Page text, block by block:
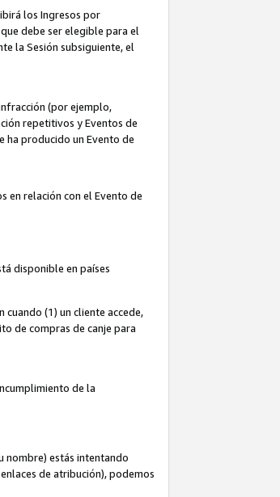
los Ingresos por
debe ser elegible para el
la Sesión subsiguiente, el
(por ejemplo,
repetitivos y Eventos de
ha producido un Evento de
en relación con el Evento de
disponible en países
cuando (1) un cliente accede,
de compras de canje para
de la
nombre) estás intentando
de atribución), podemos